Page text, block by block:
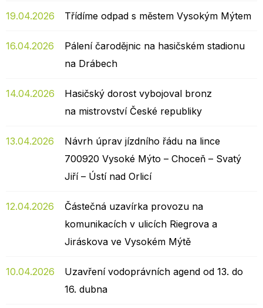
19.04.2026 Třídíme odpad s městem Vysokým Mýtem
16.04.2026
Pálení čarodějnic na hasičském stadionu
na Drábech
14.04.2026
Hasičský dorost vybojoval bronz
na mistrovství České republiky
13.04.2026
Návrh úprav jízdního řádu na lince
700920 Vysoké Mýto – Choceň – Svatý
Jiří – Ústí nad Orlicí
12.04.2026
Částečná uzavírka provozu na
komunikacích v ulicích Riegrova a
Jiráskova ve Vysokém Mýtě
10.04.2026
Uzavření vodoprávních agend od 13. do
16. dubna